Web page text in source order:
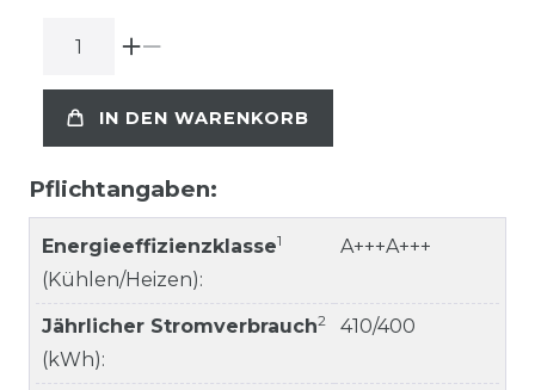
IN DEN WARENKORB
Pflichtangaben:
Energieeffizienzklasse1
(Kühlen/Heizen):
A+++A+++
Jährlicher Stromverbrauch2
(kWh):
410/400